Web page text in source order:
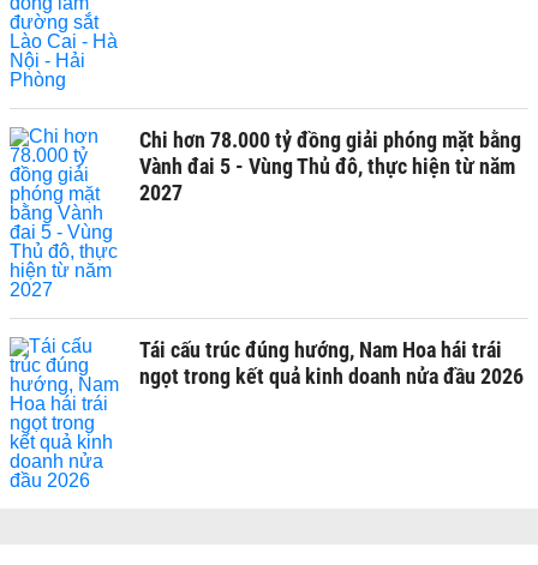
Chi hơn 78.000 tỷ đồng giải phóng mặt bằng
Vành đai 5 - Vùng Thủ đô, thực hiện từ năm
2027
Tái cấu trúc đúng hướng, Nam Hoa hái trái
ngọt trong kết quả kinh doanh nửa đầu 2026